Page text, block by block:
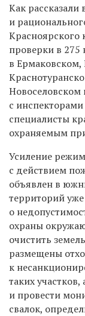
Как рассказали
и
Красноярского
проверки в 275
в
с инспекторами
специалисты
охраняемым
Усиление
с действием
объявлен в
территорий
о
охраны
очистить
размещены
к
таких
и провести
свалок,